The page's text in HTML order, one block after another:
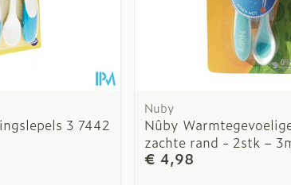
3 7442
Nuby
Nûby
zachte rand - 2stk –
€ 4,98